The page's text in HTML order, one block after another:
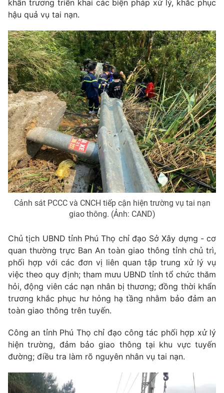
khẩn trương triển khai các biện pháp xử lý, khắc phục
hậu quả vụ tai nạn.
Cảnh sát PCCC và CNCH tiếp cận hiện trường vụ tai nạn
giao thông. (Ảnh: CAND)
Chủ tịch UBND tỉnh Phú Thọ chỉ đạo Sở Xây dựng - cơ
quan thường trực Ban An toàn giao thông tỉnh chủ trì,
phối hợp với các đơn vị liên quan tập trung xử lý vụ
việc theo quy định; tham mưu UBND tỉnh tổ chức thăm
hỏi, động viên các nạn nhân bị thương; đồng thời khẩn
trương khắc phục hư hỏng hạ tầng nhằm bảo đảm an
toàn giao thông trên tuyến.
Công an tỉnh Phú Thọ chỉ đạo công tác phối hợp xử lý
hiện trường, đảm bảo giao thông tại khu vực tuyến
đường; điều tra làm rõ nguyên nhân vụ tai nạn.